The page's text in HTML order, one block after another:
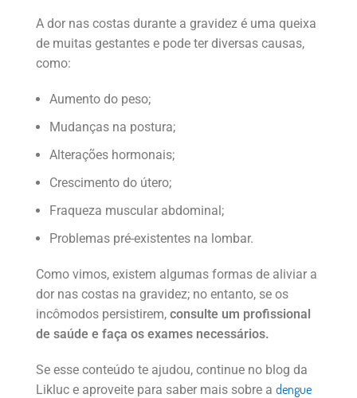
A dor nas costas durante a gravidez é uma queixa
de muitas gestantes e pode ter diversas causas,
como:
Aumento do peso;
Mudanças na postura;
Alterações hormonais;
Crescimento do útero;
Fraqueza muscular abdominal;
Problemas pré-existentes na lombar.
Como vimos, existem algumas formas de aliviar a
dor nas costas na gravidez; no entanto, se os
incômodos persistirem, consulte um profissional
de saúde e faça os exames necessários.
Se esse conteúdo te ajudou, continue no blog da
Likluc e aproveite para saber mais sobre a dengue